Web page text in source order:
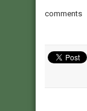
comments